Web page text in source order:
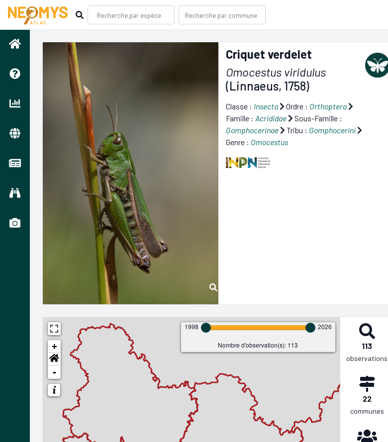
Criquet verdelet
Omocestus viridulus
(Linnaeus, 1758)
Classe : Insecta Ordre : Orthoptera
Famille : Acrididae
Sous-Famille :
Gomphocerinae
Tribu : Gomphocerini
Genre : Omocestus
+
-
1998 2026
Nombre d'observation(s): 113 113
observations
22
communes